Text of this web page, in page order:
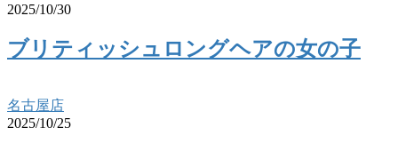
2025/10/30
ブリティッシュロングヘアの女の子
名古屋店
2025/10/25